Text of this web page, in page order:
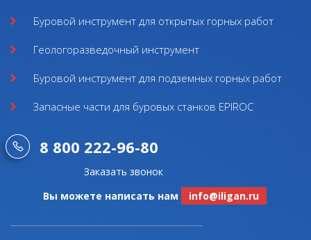
Буровой инструмент для открытых горных работ
Геологоразведочный инструмент
Буровой инструмент для подземных горных работ
Запасные части для буровых станков EPIROC
8 800 222-96-80
Заказать звонок
Вы можете написать нам
info@iligan.ru